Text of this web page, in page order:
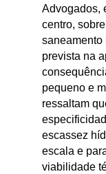
Advogados,
centro,
saneamento
prevista na
pequeno e
ressaltam
escassez
escala e
viabilidade